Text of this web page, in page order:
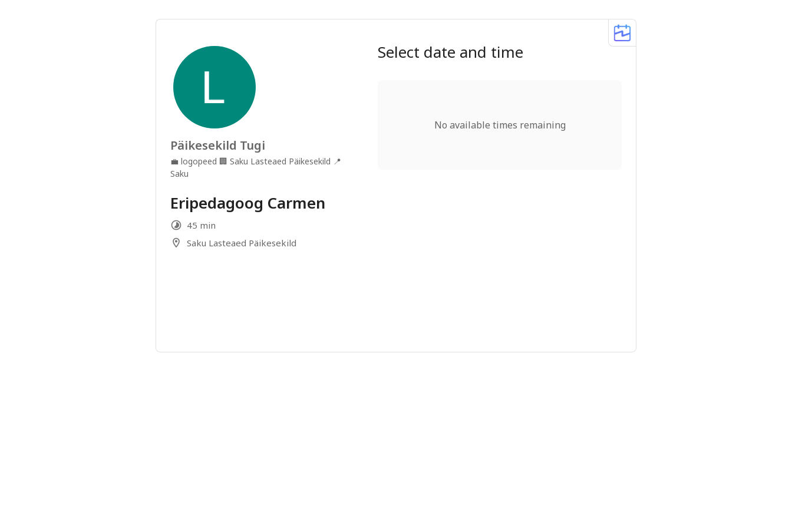
Päikesekild Tugi
💼 logopeed 🏢 Saku Lasteaed Päikesekild 📍
Saku
Eripedagoog Carmen
45 min
Saku Lasteaed Päikesekild
Select date and time
No available times remaining